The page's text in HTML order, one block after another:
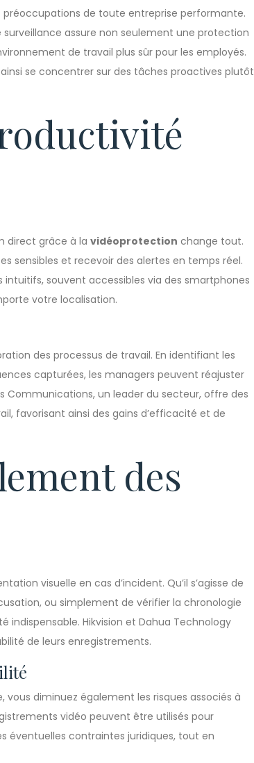
de toute entreprise performante.
assure non seulement une protection
de travail plus sûr pour les employés.
se concentrer sur des tâches proactives plutôt
direct grâce à la vidéoprotection change tout.
sensibles et recevoir des alertes en temps réel.
souvent accessibles via des smartphones
votre localisation.
des processus de travail. En identifiant les
capturées, les managers peuvent réajuster
Communications, un leader du secteur, offre des
favorisant ainsi des gains d’efficacité et de
des
visuelle en cas d’incident. Qu’il s’agisse de
ou simplement de vérifier la chronologie
Hikvision et Dahua Technology
de leurs enregistrements.
vous diminuez également les risques associés à
vidéo peuvent être utilisés pour
éventuelles contraintes juridiques, tout en